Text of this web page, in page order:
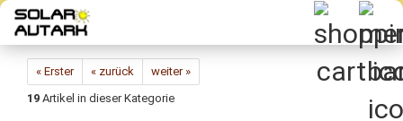
Direkt
zum
Hauptinhalt
« Erster « zurück
weiter »
19 Artikel in dieser Kategorie